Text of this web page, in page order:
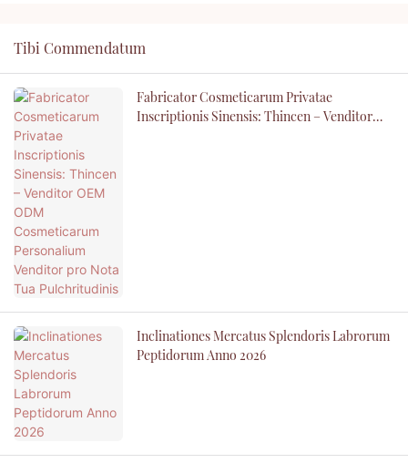
Tibi Commendatum
Fabricator Cosmeticarum Privatae
Inscriptionis Sinensis: Thincen – Venditor
Inclinationes Mercatus Splendoris Labrorum
Peptidorum Anno 2026